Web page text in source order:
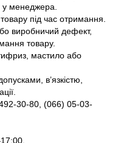
у менеджера.
під час отримання.
виробничий дефект,
товару.
мастило або
в’язкістю,
30-80, (066) 05-03-